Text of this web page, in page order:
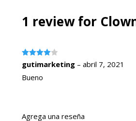
1 review for
Valorado
con4de
5
gutimarketing – abril 7, 2021
Bueno
Agrega una reseña